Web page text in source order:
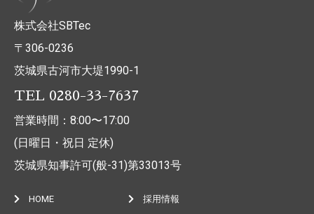
株式会社SBTec
〒306-0236
茨城県古河市大堤1990-1
TEL 0280-33-7637
営業時間：8:00〜17:00
(日曜日・祝日 定休)
茨城県知事許可(般-31)第33013号
HOME 採用情報